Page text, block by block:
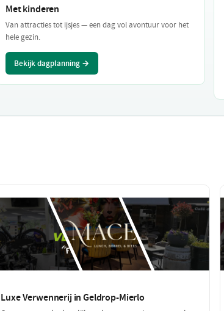
Met kinderen
Van attracties tot ijsjes — een dag vol avontuur voor het
hele gezin.
Bekijk dagplanning →
Luxe Verwennerij in Geldrop-Mierlo